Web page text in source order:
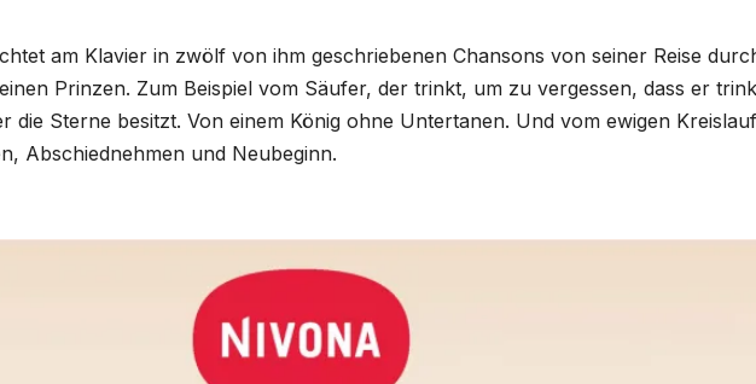
am Klavier in zwölf von ihm geschriebenen Chansons von seiner Reise
Prinzen. Zum Beispiel vom Säufer, der trinkt, um zu vergessen, dass er
die Sterne besitzt. Von einem König ohne Untertanen. Und vom ewigen Kreislauf
Abschiednehmen und Neubeginn.